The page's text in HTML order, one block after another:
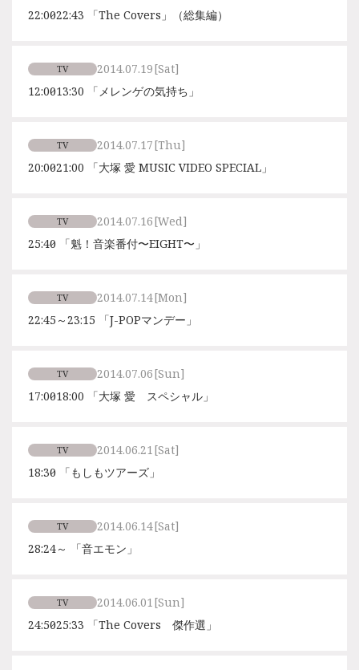
22:00～22:43 「The Covers」（総集編）
TV 2014.07.19[Sat]
12:00～13:30 「メレンゲの気持ち」
TV 2014.07.17[Thu]
20:00～21:00 「大塚 愛 MUSIC VIDEO SPECIAL」
TV 2014.07.16[Wed]
25:40～ 「魁！音楽番付〜EIGHT〜」
TV 2014.07.14[Mon]
22:45～23:15 「J-POPマンデー」
TV 2014.07.06[Sun]
17:00～18:00 「大塚 愛 スペシャル」
TV 2014.06.21[Sat]
18:30～ 「もしもツアーズ」
TV 2014.06.14[Sat]
28:24～ 「音エモン」
TV 2014.06.01[Sun]
24:50～25:33 「The Covers 傑作選」